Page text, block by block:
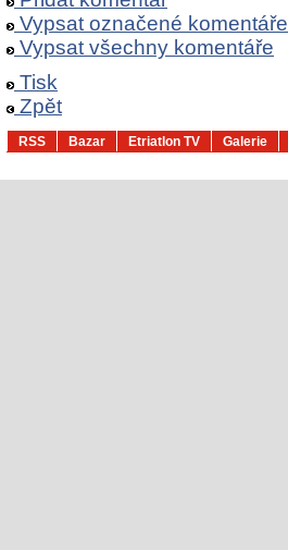
Vypsat označené komentáře
Vypsat všechny komentáře
Tisk
Zpět
RSS Bazar Etriatlon TV Galerie